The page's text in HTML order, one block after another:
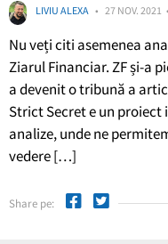
LIVIU ALEXA 27 NOV. 2021
Nu veți citi asemenea
Ziarul Financiar. ZF și-a
a devenit o tribună a
Strict Secret e un
analize, unde ne
vedere […]
Share pe: